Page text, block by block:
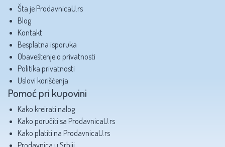
Šta je ProdavnicaU.rs
Blog
Kontakt
Besplatna isporuka
Obaveštenje o privatnosti
Politika privatnosti
Uslovi korišćenja
Pomoć pri kupovini
Kako kreirati nalog
Kako poručiti sa ProdavnicaU.rs
Kako platiti na ProdavnicaU.rs